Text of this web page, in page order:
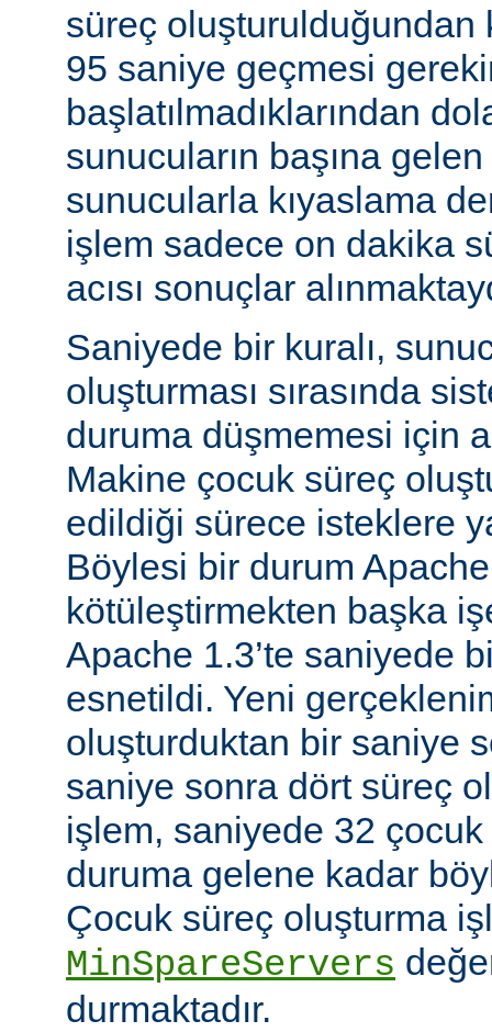
süreç oluşturulduğundan
95 saniye geçmesi
başlatılmadıklarından
sunucuların başına
sunucularla kıyaslama
işlem sadece on dakika
acısı sonuçlar
Saniyede bir kuralı,
oluşturması sırasında
duruma düşmemesi için
Makine çocuk süreç
edildiği sürece isteklere
Böylesi bir durum
kötüleştirmekten başka
Apache 1.3’te saniyede
esnetildi. Yeni
oluşturduktan bir saniye
saniye sonra dört süreç
işlem, saniyede 32
duruma gelene kadar
Çocuk süreç oluşturma
MinSpareServers
durmaktadır.